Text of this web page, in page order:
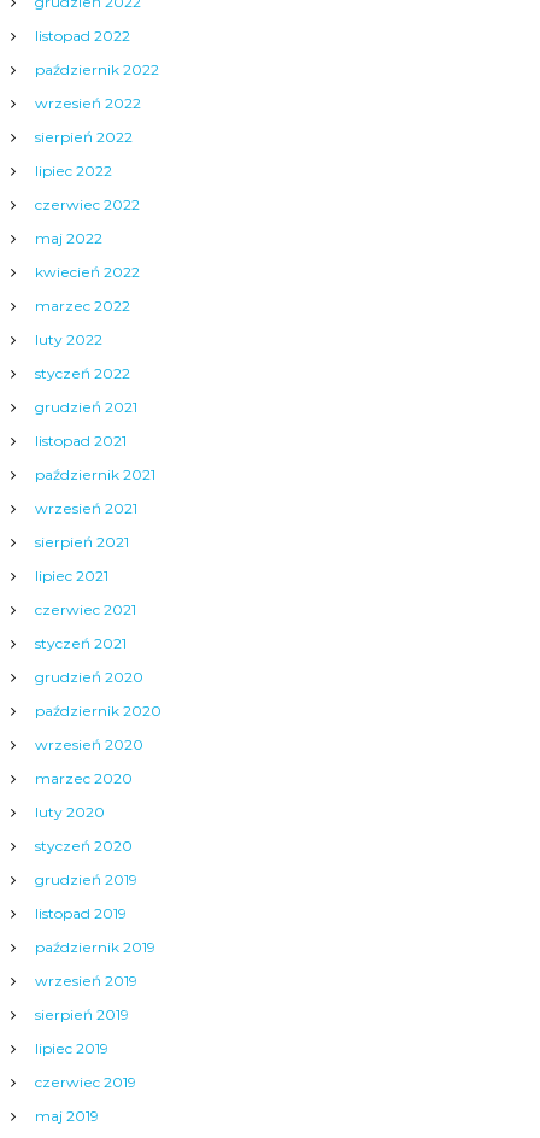
listopad 2022
październik 2022
wrzesień 2022
sierpień 2022
lipiec 2022
czerwiec 2022
maj 2022
kwiecień 2022
marzec 2022
luty 2022
styczeń 2022
grudzień 2021
listopad 2021
październik 2021
wrzesień 2021
sierpień 2021
lipiec 2021
czerwiec 2021
styczeń 2021
grudzień 2020
październik 2020
wrzesień 2020
marzec 2020
luty 2020
styczeń 2020
grudzień 2019
listopad 2019
październik 2019
wrzesień 2019
sierpień 2019
lipiec 2019
czerwiec 2019
maj 2019